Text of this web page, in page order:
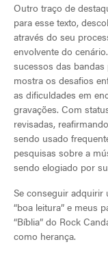
Outro traço de
para esse texto,
através do seu
envolvente do
sucessos das
mostra os desafios
as dificuldades em
gravações. Com
revisadas,
sendo usado
pesquisas sobre a
sendo elogiado por
Se conseguir adquirir
“boa leitura” e meus
“Bíblia” do Rock
como herança.